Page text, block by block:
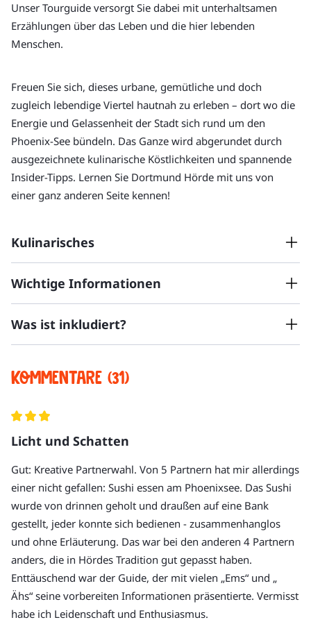
Unser Tourguide versorgt Sie dabei mit unterhaltsamen
Erzählungen über das Leben und die hier lebenden
Menschen.
Freuen Sie sich, dieses urbane, gemütliche und doch
zugleich lebendige Viertel hautnah zu erleben – dort wo die
Energie und Gelassenheit der Stadt sich rund um den
Phoenix-See bündeln. Das Ganze wird abgerundet durch
ausgezeichnete kulinarische Köstlichkeiten und spannende
Insider-Tipps. Lernen Sie Dortmund Hörde mit uns von
einer ganz anderen Seite kennen!
Kulinarisches
kulinarischen Stationen, zum Beispiel:
ein Burgerladen mit indischem Twist
ein sympathischer Weinfachhandel
gutbürgerliche Küche serviert im ältesten Restaurant
ein Laden für Verführungen mit Loch in der Mitte
kulinarischen Partnerbetrieben, die wir auf unseren Touren
je nach Tages- und Wochenzeit wechselnd besuchen.
Wichtige Informationen
Bitte informieren Sie uns im 1. Buchungsschritt über
Nahrungsoptionen. Abweichende
Nahrungseinschränkungen können leider nicht
berücksichtigt werden. Folgende sind möglich:
kein Alkohol
Die Tour hat in der Regel bis zu 16 Teilnehmer:innen.
Die Tour findet größtenteils an der frischen Luft und
bei jedem Wetter statt. Denken Sie an wetterfeste
Kleidung, ggf. einen Regenschirm und bequeme
Schuhe!
Die Tour startet in der Nähe der Hermannstraße. Den
genauen Treffpunkt erhalten Sie in der
Was ist inkludiert?
Stadtführung
Getränke
Trinkgeld für den Tourguide
Kommentare (31)
Licht und Schatten
Gut: Kreative Partnerwahl. Von 5 Partnern hat mir allerdings
einer nicht gefallen: Sushi essen am Phoenixsee. Das Sushi
wurde von drinnen geholt und draußen auf eine Bank
gestellt, jeder konnte sich bedienen - zusammenhanglos
und ohne Erläuterung. Das war bei den anderen 4 Partnern
anders, die in Hördes Tradition gut gepasst haben.
Enttäuschend war der Guide, der mit vielen „Ems“ und „
Ähs“ seine vorbereiten Informationen präsentierte. Vermisst
habe ich Leidenschaft und Enthusiasmus.